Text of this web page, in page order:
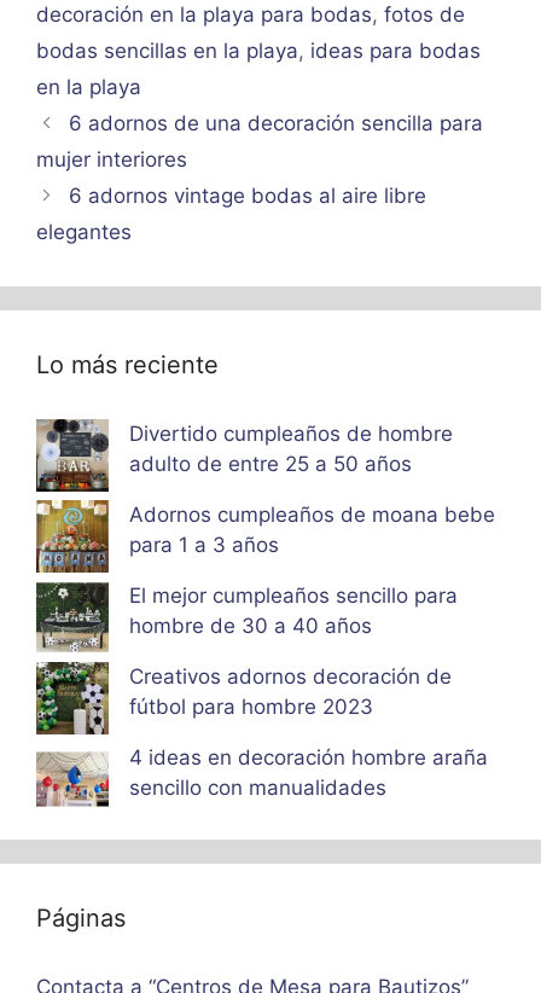
decoración en la playa para bodas, fotos de
bodas sencillas en la playa, ideas para bodas
en la playa
6 adornos de una decoración sencilla para
mujer interiores
6 adornos vintage bodas al aire libre
elegantes
Lo más reciente
Divertido cumpleaños de hombre
adulto de entre 25 a 50 años
Adornos cumpleaños de moana bebe
para 1 a 3 años
El mejor cumpleaños sencillo para
hombre de 30 a 40 años
Creativos adornos decoración de
fútbol para hombre 2023
4 ideas en decoración hombre araña
sencillo con manualidades
Páginas
Contacta a “Centros de Mesa para Bautizos”